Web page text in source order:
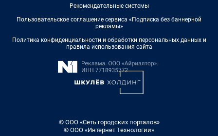
Рекомендательные системы
Пользовательское соглашение сервиса «Подписка без баннерной
рекламы»
Политика конфиденциальности и обработки персональных данных и
правила использования сайта
© ООО «Сеть городских порталов»
© ООО «Интернет Технологии»